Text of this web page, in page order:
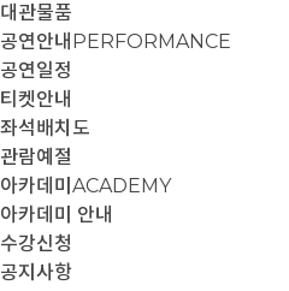
대관물품
공연안내 PERFORMANCE
공연일정
티켓안내
좌석배치도
관람예절
아카데미 ACADEMY
아카데미 안내
수강신청
공지사항